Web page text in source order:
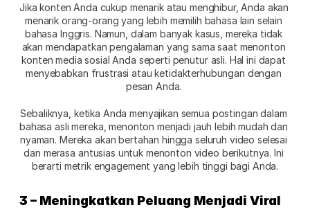
Jika konten Anda cukup menarik atau menghibur, Anda akan
menarik orang-orang yang lebih memilih bahasa lain selain
bahasa Inggris. Namun, dalam banyak kasus, mereka tidak
akan mendapatkan pengalaman yang sama saat menonton
konten media sosial Anda seperti penutur asli. Hal ini dapat
menyebabkan frustrasi atau ketidakterhubungan dengan
pesan Anda.
Sebaliknya, ketika Anda menyajikan semua postingan dalam
bahasa asli mereka, menonton menjadi jauh lebih mudah dan
nyaman. Mereka akan bertahan hingga seluruh video selesai
dan merasa antusias untuk menonton video berikutnya. Ini
berarti metrik engagement yang lebih tinggi bagi Anda.
3 – Meningkatkan Peluang Menjadi Viral